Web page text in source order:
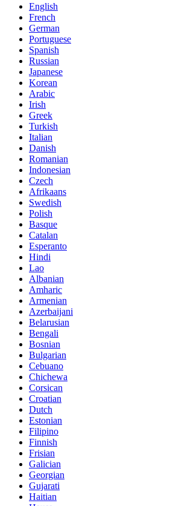
English
French
German
Portuguese
Spanish
Russian
Japanese
Korean
Arabic
Irish
Greek
Turkish
Italian
Danish
Romanian
Indonesian
Czech
Afrikaans
Swedish
Polish
Basque
Catalan
Esperanto
Hindi
Lao
Albanian
Amharic
Armenian
Azerbaijani
Belarusian
Bengali
Bosnian
Bulgarian
Cebuano
Chichewa
Corsican
Croatian
Dutch
Estonian
Filipino
Finnish
Frisian
Galician
Georgian
Gujarati
Haitian